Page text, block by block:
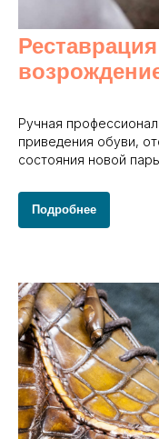
Ручная
приведения обуви,
состояния новой
Подробнее